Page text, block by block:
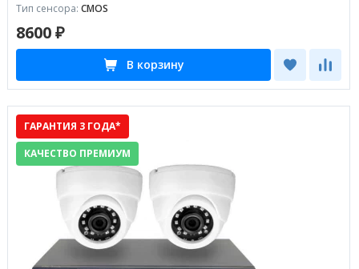
Тип сенсора: CMOS
8600 ₽
В корзину
ГАРАНТИЯ 3 ГОДА*
КАЧЕСТВО ПРЕМИУМ